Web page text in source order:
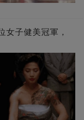
女子健美冠軍，